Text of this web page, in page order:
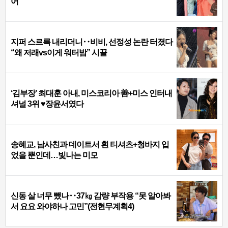
지퍼 스르륵 내리더니‥비비, 선정성 논란 터졌다
“왜 저래vs이게 워터밤” 시끌
‘김부장’ 최대훈 아내, 미스코리아 善+미스 인터내
셔널 3위 ♥장윤서였다
송혜교, 남사친과 데이트서 흰 티셔츠+청바지 입
었을 뿐인데…빛나는 미모
신동 살 너무 뺐나‥37㎏ 감량 부작용 “못 알아봐
서 요요 와야하나 고민”(전현무계획4)